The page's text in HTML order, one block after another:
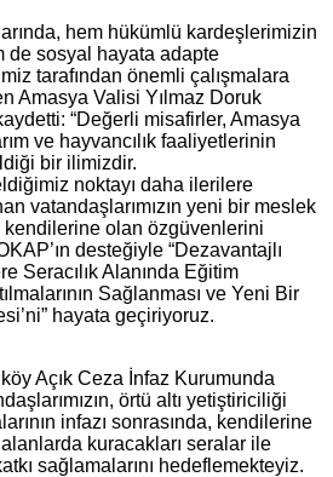
hem hükümlü kardeşlerimizin
de sosyal hayata adapte
tarafından önemli çalışmalara
Amasya Valisi Yılmaz Doruk
“Değerli misafirler, Amasya
ve hayvancılık faaliyetlerinin
bir ilimizdir.
noktayı daha ilerilere
vatandaşlarımızın yeni bir meslek
olan özgüvenlerini
desteğiyle “Dezavantajlı
Seracılık Alanında Eğitim
Sağlanması ve Yeni Bir
hayata geçiriyoruz.
Açık Ceza İnfaz Kurumunda
örtü altı yetiştiriciliği
infazı sonrasında, kendilerine
kuracakları seralar ile
sağlamalarını hedeflemekteyiz.